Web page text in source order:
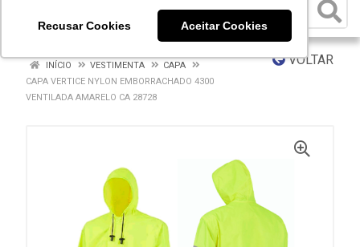
Recusar Cookies Aceitar Cookies
VOLTAR
INÍCIO VESTIMENTA
CAPA
CAPA VERTICE NYLON EMBORRACHADO 4300
VENTILADA AMARELO CA 28728